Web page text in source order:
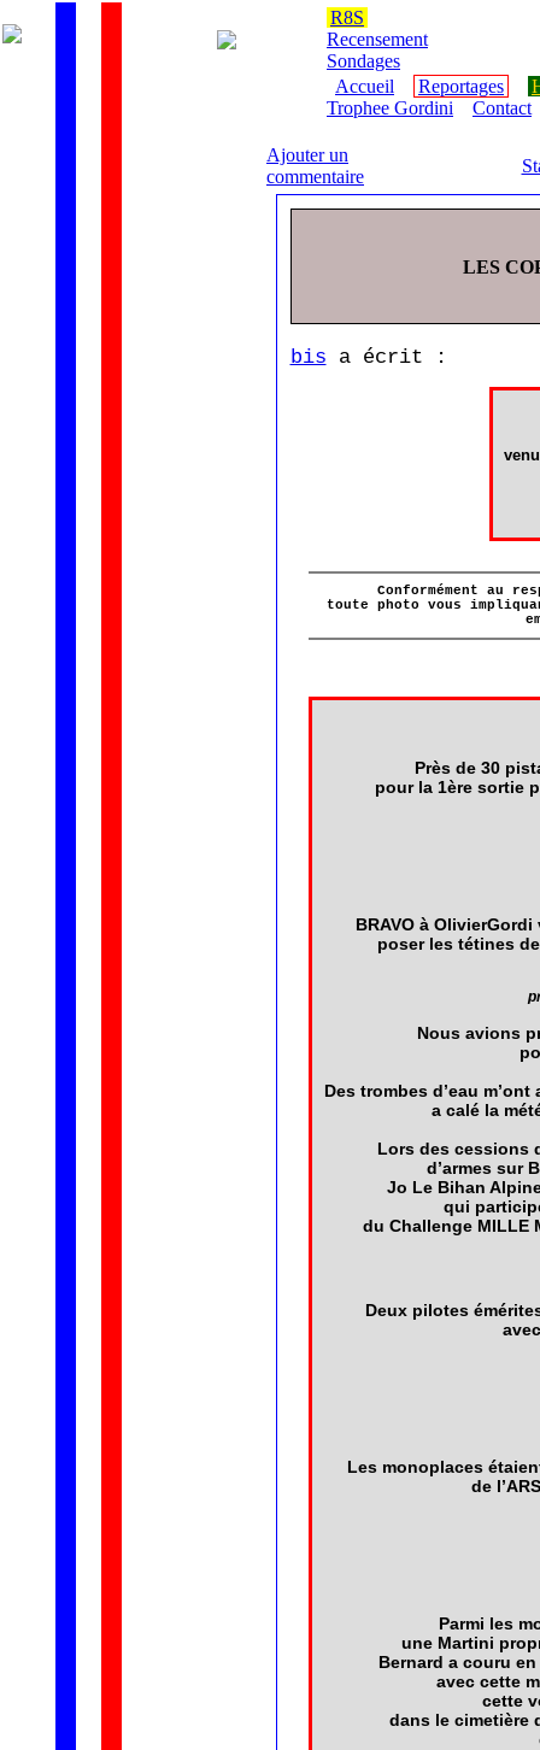
R8S
Recensement
Sondages
Accueil
Reportages
Trophee Gordini
Contact
Ajouter un
commentaire
LES
bis a écrit :
Conformément au
toute photo vous
Près de 30
pour la 1ère sortie
BRAVO à
poser les tétines
Nous avions
Des trombes d’eau
a calé la
Lors des cessions
d’armes sur
Jo Le Bihan
qui
du Challenge MILLE
Deux pilotes
Les monoplaces
de
Parmi les
une Martini
Bernard a couru
avec cette
cette
dans le cimetière